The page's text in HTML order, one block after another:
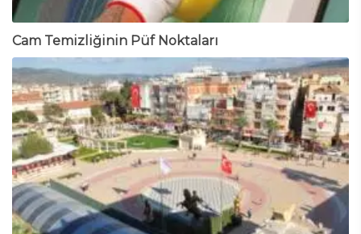
Cam Temizliğinin Püf Noktaları